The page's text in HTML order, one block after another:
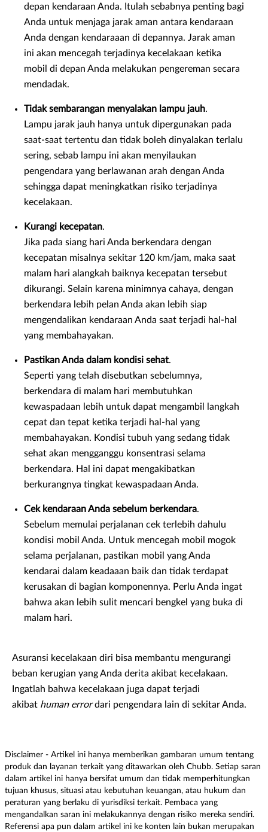
depan kendaraan Anda. Itulah sebabnya penting bagi
Anda untuk menjaga jarak aman antara kendaraan
Anda dengan kendaraaan di depannya. Jarak aman
ini akan mencegah terjadinya kecelakaan ketika
mobil di depan Anda melakukan pengereman secara
mendadak.
Tidak sembarangan menyalakan lampu jauh.
Lampu jarak jauh hanya untuk dipergunakan pada
saat-saat tertentu dan tidak boleh dinyalakan terlalu
sering, sebab lampu ini akan menyilaukan
pengendara yang berlawanan arah dengan Anda
sehingga dapat meningkatkan risiko terjadinya
kecelakaan.
Kurangi kecepatan.
Jika pada siang hari Anda berkendara dengan
kecepatan misalnya sekitar 120 km/jam, maka saat
malam hari alangkah baiknya kecepatan tersebut
dikurangi. Selain karena minimnya cahaya, dengan
berkendara lebih pelan Anda akan lebih siap
mengendalikan kendaraan Anda saat terjadi hal-hal
yang membahayakan.
Pastikan Anda dalam kondisi sehat.
Seperti yang telah disebutkan sebelumnya,
berkendara di malam hari membutuhkan
kewaspadaan lebih untuk dapat mengambil langkah
cepat dan tepat ketika terjadi hal-hal yang
membahayakan. Kondisi tubuh yang sedang tidak
sehat akan mengganggu konsentrasi selama
berkendara. Hal ini dapat mengakibatkan
berkurangnya tingkat kewaspadaan Anda.
Cek kendaraan Anda sebelum berkendara.
Sebelum memulai perjalanan cek terlebih dahulu
kondisi mobil Anda. Untuk mencegah mobil mogok
selama perjalanan, pastikan mobil yang Anda
kendarai dalam keadaaan baik dan tidak terdapat
kerusakan di bagian komponennya. Perlu Anda ingat
bahwa akan lebih sulit mencari bengkel yang buka di
malam hari.
Asuransi kecelakaan diri bisa membantu mengurangi
beban kerugian yang Anda derita akibat kecelakaan.
Ingatlah bahwa kecelakaan juga dapat terjadi
akibat human errordari pengendara lain di sekitar Anda.
Disclaimer - Artikel ini hanya memberikan gambaran umum tentang
produk dan layanan terkait yang ditawarkan oleh Chubb. Setiap saran
dalam artikel ini hanya bersifat umum dan tidak memperhitungkan
tujuan khusus, situasi atau kebutuhan keuangan, atau hukum dan
peraturan yang berlaku di yurisdiksi terkait. Pembaca yang
mengandalkan saran ini melakukannya dengan risiko mereka sendiri.
Referensi apa pun dalam artikel ini ke konten lain bukan merupakan